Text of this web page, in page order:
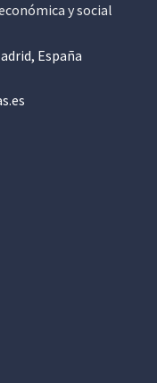
y social
España